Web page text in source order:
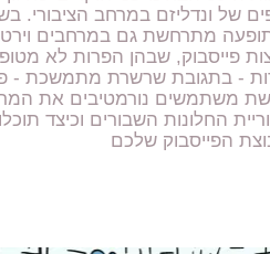
של ונדליזם במרחב הציבורי.
מתרחשת גם במרחבים
פייסבוק, שבהן הפרות לא
- בתגובת שרשרת מתמשכת -
משתמשים נורמטיבים את
החלונות השבורים וכיצד
הפייסבוק שלכם